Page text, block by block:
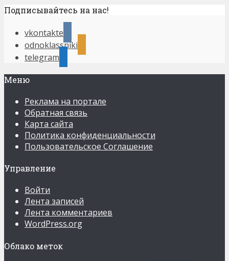
Подписывайтесь на нас!
vkontakte
odnoklassniki
telegram
Меню
Реклама на портале
Обратная связь
Карта сайта
Политика конфиденциальности
Пользовательское Соглашение
Управление
Войти
Лента записей
Лента комментариев
WordPress.org
Облако меток